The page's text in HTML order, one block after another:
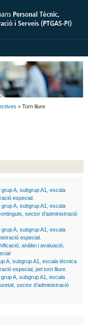
> Torn lliure
A, subgrup A1, escala
especial.
A, subgrup A1, escala
sector d'administració
A, subgrup A1, escala
especial.
anàlisi i avaluació,
A, subgrup A1, escala tècnica
especial, pel torn lliure.
A, subgrup A1, escala
sector d'administració